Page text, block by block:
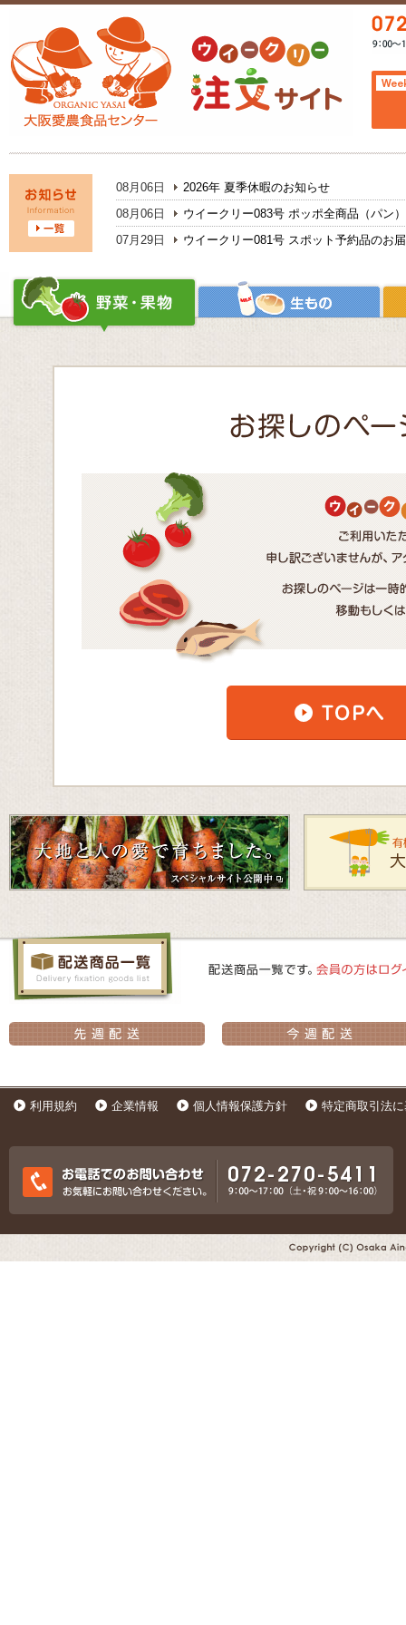
08月06日
2026年 夏季休暇のお知らせ
08月06日
ウイークリー083号 ポッポ全商品（パン
07月29日
ウイークリー081号 スポット予約品のお
利用規約 企業情報 個人情報保護方針 特定商取引法